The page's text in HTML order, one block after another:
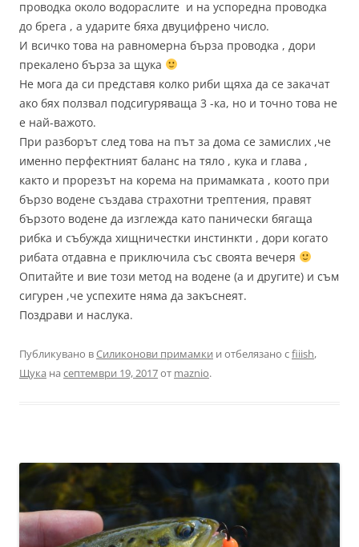
проводка около водораслите и на успоредна проводка
до брега , а ударите бяха двуцифрено число.
И всичко това на равномерна бърза проводка , дори
прекалено бърза за щука
Не мога да си представя колко риби щяха да се закачат
ако бях ползвал подсигуряваща 3 -ка, но и точно това не
е най-важото.
При разборът след това на път за дома се замислих ,че
именно перфектният баланс на тяло , кука и глава ,
както и прорезът на корема на примамката , коото при
бързо водене създава страхотни трептения, правят
бързото водене да изглежда като панически бягаща
рибка и събужда хищничестки инстинкти , дори когато
рибата отдавна е приключила със своята вечеря
Опитайте и вие този метод на водене (а и другите) и съм
сигурен ,че успехите няма да закъснеят.
Поздрави и наслука.
Публикувано вСиликонови примамки и отбелязано сfiiish,
Щука на септември 19, 2017от maznio.